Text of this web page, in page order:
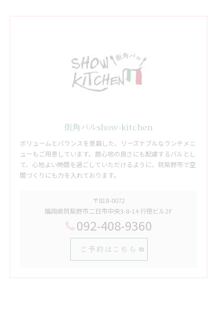
街角バルshow-kitchen
ボリュームとバランスを意識した、リーズナブルなランチメニ
ューもご用意しています。居心地の良さにも配慮するバルとし
て、心地よい時間を過ごしていただけるように、筑紫野市で空
間づくりにも力を入れております。
〒818-0072
福岡県筑紫野市二日市中央3-8-14 行徳ビル2F
092-408-9360
ご予約はこちら